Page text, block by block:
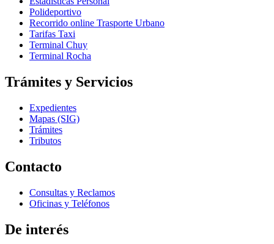
Polideportivo
Recorrido online Trasporte Urbano
Tarifas Taxi
Terminal Chuy
Terminal Rocha
Trámites y Servicios
Expedientes
Mapas (SIG)
Trámites
Tributos
Contacto
Consultas y Reclamos
Oficinas y Teléfonos
De interés